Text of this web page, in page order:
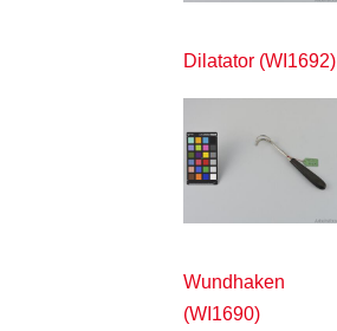
Dilatator (WI1692)
Wundhaken
(WI1690)